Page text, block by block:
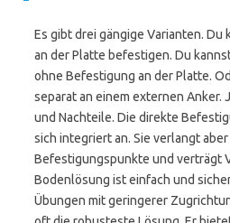
Es gibt drei gängige Varianten. Du
an der Platte befestigen. Du
ohne Befestigung an der Platte.
separat an einem externen Anker.
und Nachteile. Die direkte
sich integriert an. Sie verlangt
Befestigungspunkte und verträgt
Bodenlösung ist einfach und
Übungen mit geringerer